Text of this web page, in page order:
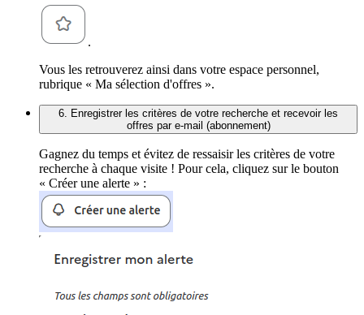
.
Vous les retrouverez ainsi dans votre espace personnel,
rubrique « Ma sélection d'offres ».
6. Enregistrer les critères de votre recherche et recevoir les
offres par e-mail (abonnement)
Gagnez du temps et évitez de ressaisir les critères de votre
recherche à chaque visite ! Pour cela, cliquez sur le bouton
« Créer une alerte » :